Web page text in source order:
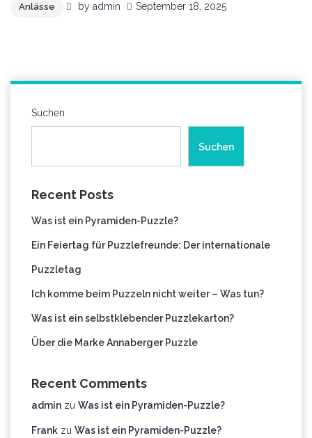
Anlässe by admin September 18, 2025
Suchen
Suchen
Recent Posts
Was ist ein Pyramiden-Puzzle?
Ein Feiertag für Puzzlefreunde: Der internationale
Puzzletag
Ich komme beim Puzzeln nicht weiter – Was tun?
Was ist ein selbstklebender Puzzlekarton?
Über die Marke Annaberger Puzzle
Recent Comments
admin zu Was ist ein Pyramiden-Puzzle?
Frank zu Was ist ein Pyramiden-Puzzle?